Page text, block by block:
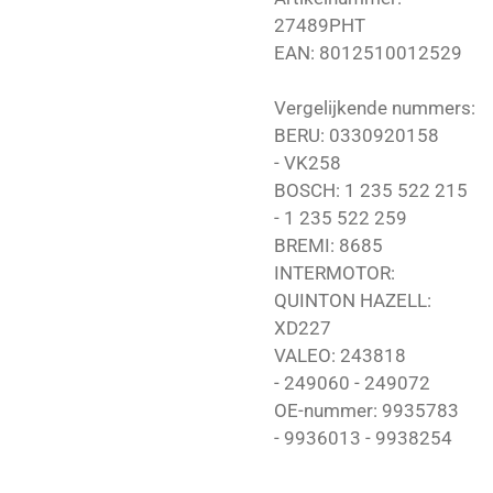
27489PHT
EAN: 8012510012529
Vergelijkende nummers:
BERU: 0330920158
- VK258
BOSCH: 1 235 522 215
- 1 235 522 259
BREMI: 8685
INTERMOTOR:
QUINTON HAZELL:
XD227
VALEO: 243818
- 249060 - 249072
OE-nummer: 9935783
- 9936013 - 9938254